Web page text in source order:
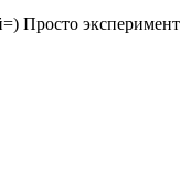
Просто